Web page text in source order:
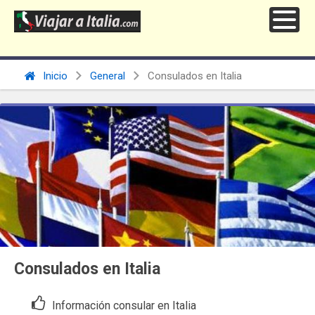
Inicio General Consulados en Italia
Consulados en Italia
Información consular en Italia